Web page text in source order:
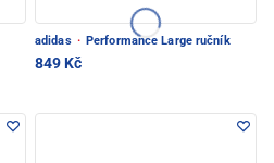
adidas · Performance Large ručník
849 Kč